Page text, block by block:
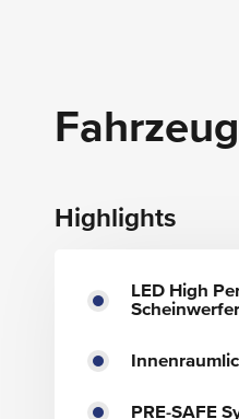
Highlights
LED High
Scheinwerfer
PRE-SAFE